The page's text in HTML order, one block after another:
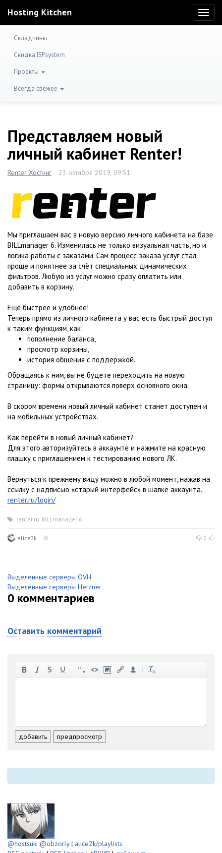
Hosting Kitchen
Складчины
Скидка ISPsystem
Проекты
Всегда свежее
Представляем новый
личный кабинет Renter!
Renter Хостинг 23 октября 2019, 09:51
Мы приглашаем вас в новую версию личного кабинета на базе
BILLmanager 6. Изменилась не только визуальная часть, но и
логика работы с заказами. Сам процесс заказа услуг стал
проще и понятнее за счёт специальных динамических
фильтров. Любую из услуг можно сразу оплатить или
добавить в корзину.
Ещё быстрее и удобнее!
Теперь прямо из личного кабинета у вас есть быстрый доступ
к таким функциям, как:
пополнение баланса,
просмотр корзины,
история общения с поддержкой.
Обращаясь к ним, вы не будете переходить на новую
страницу: формы открываются поверх основного окна.
В скором времени новый личный кабинет станет доступен и
на мобильных устройствах.
Как перейти в новый личный кабинет?
Для этого авторизуйтесь в аккаунте и нажмите на красную
плашку с приглашением к тестированию нового ЛК.
Вернуться к прежнему виду можно в любой момент, нажав на
ссылку с надписью «старый интерфейс» в шапке аккаунта.
renter.ru/login/
renter.ru, BILLmanager 6
alice2k 0
Выделенные серверы OVH
Выделенные серверы Hetzner
0 комментариев
Оставить комментарий
-
-
-
добавить предпросмотр
@hostsuki @obzorly| alice2k/playlists